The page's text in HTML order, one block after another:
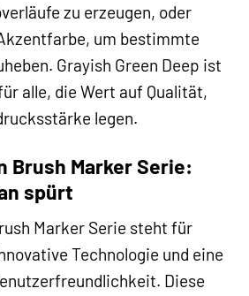
zu erzeugen, oder
um bestimmte
Grayish Green Deep ist
alle, die Wert auf Qualität,
legen.
Brush Marker Serie:
spürt
Marker Serie steht für
Technologie und eine
Diese